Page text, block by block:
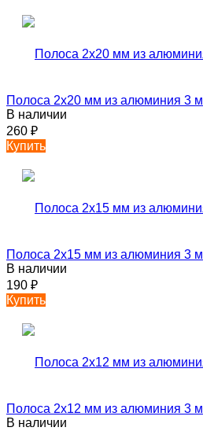
Полоса 2х20 мм из алюминия 3 м
В наличии
260 ₽
Купить
Полоса 2х15 мм из алюминия 3 м
В наличии
190 ₽
Купить
Полоса 2х12 мм из алюминия 3 м
В наличии